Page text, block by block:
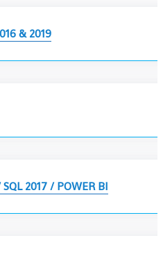
& 2019
2017 / POWER BI